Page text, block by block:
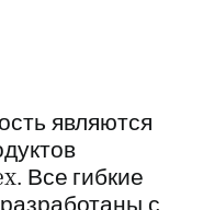
являются
Все гибкие
с